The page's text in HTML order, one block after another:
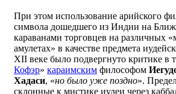
При этом использование арийского
символа дошедшего из Индии на
караванами торговцев на различных
амулетах» в качестве предмета
XII веке было подвергнуто критике в
Кофэр» караимским философом
Хадаси, «но было уже поздно».
склонные к мистике иудеи через